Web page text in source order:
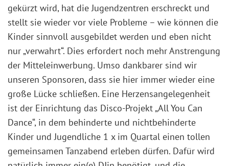
gekürzt wird, hat die Jugendzentren erschreckt und
stellt sie wieder vor viele Probleme – wie können die
Kinder sinnvoll ausgebildet werden und eben nicht
nur „verwahrt“. Dies erfordert noch mehr Anstrengung
der Mitteleinwerbung. Umso dankbarer sind wir
unseren Sponsoren, dass sie hier immer wieder eine
große Lücke schließen. Eine Herzensangelegenheit
ist der Einrichtung das Disco-Projekt „All You Can
Dance“, in dem behinderte und nichtbehinderte
Kinder und Jugendliche 1 x im Quartal einen tollen
gemeinsamen Tanzabend erleben dürfen. Dafür wird